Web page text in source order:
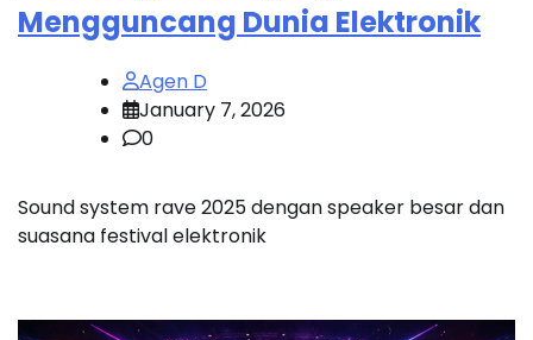
Mengguncang Dunia Elektronik
Agen D
January 7, 2026
0
Sound system rave 2025 dengan speaker besar dan
suasana festival elektronik